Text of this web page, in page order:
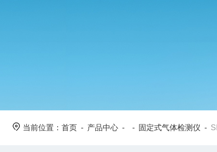
当前位置： 首页 - 产品中心 - - 固定式气体检测仪 -